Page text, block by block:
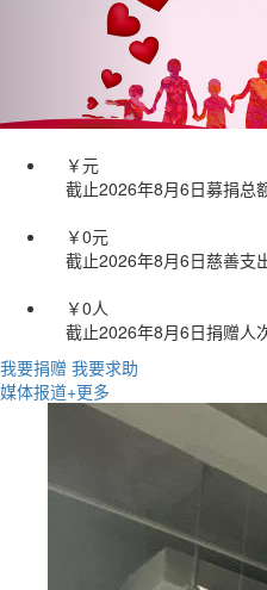
截止
年
日募捐总额
截止2026 年
日慈善支出
人
截止2026 年
日捐赠人次
我要捐赠 我要求助
媒体报道 +更多